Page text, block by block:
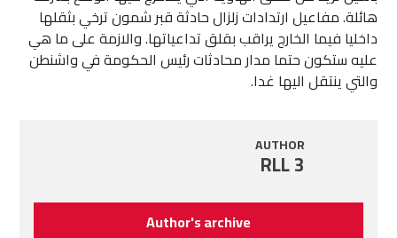
EMBED
هائلة. مفاعيل ارتدادات زلزال حادثة قبر شمون ترخي بثقلها
داخليا فيما الخارج يراقب بقلق تداعياتها. والازمة على ما هي
عليه ستكون حتما مدار محادثات رئيس الحكومة في واشنطن
والتي ينتقل اليها غدا.
AUTHOR
RLL 3
Author's archive